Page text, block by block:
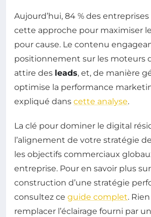
Aujourd’hui, 84 % des
cette approche pour maximiser
pour cause. Le contenu
positionnement sur les moteurs
attire des leads, et, de manière
optimise la performance
expliqué dans cette analyse.
La clé pour dominer le digital
l’alignement de votre stratégie
les objectifs commerciaux
entreprise. Pour en savoir plus
construction d’une stratégie
consultez ce guide complet.
remplacer l’éclairage fourni par